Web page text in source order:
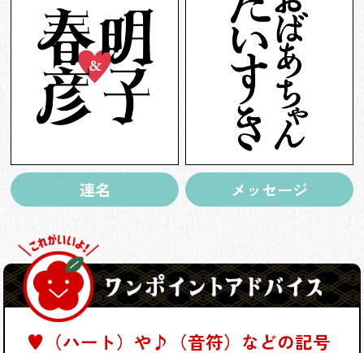
連名 メッセージ
♥（ハート）や♪（音符）などの記号